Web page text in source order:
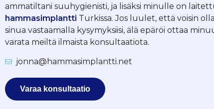
ammatiltani suuhygienisti, ja lisäksi minulle on
hammasimplantti Turkissa. Jos luulet, että voisin
sinua vastaamalla kysymyksiisi, älä epäröi ottaa
varata meiltä ilmaista konsultaatiota.
jonna@hammasimplantti.net
Varaa konsultaatio